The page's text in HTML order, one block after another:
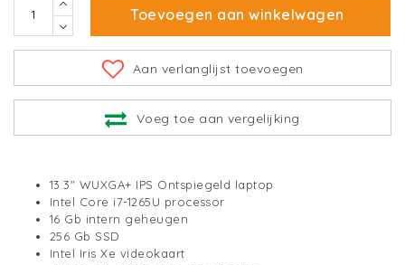
Toevoegen aan winkelwagen
Aan verlanglijst toevoegen
Voeg toe aan vergelijking
13.3" WUXGA+ IPS Ontspiegeld laptop
Intel Core i7-1265U processor
16 Gb intern geheugen
256 Gb SSD
Intel Iris Xe videokaart